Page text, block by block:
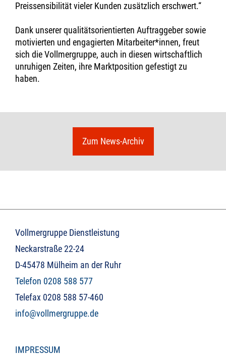
Preissensibilität vieler Kunden zusätzlich erschwert.“
Dank unserer qualitätsorientierten Auftraggeber sowie
motivierten und engagierten Mitarbeiter*innen, freut
sich die Vollmergruppe, auch in diesen wirtschaftlich
unruhigen Zeiten, ihre Marktposition gefestigt zu
haben.
Zum News-Archiv
Vollmergruppe Dienstleistung
Neckarstraße 22-24
D-45478 Mülheim an der Ruhr
Telefon 0208 588 577
Telefax 0208 588 57-460
info@vollmergruppe.de
IMPRESSUM